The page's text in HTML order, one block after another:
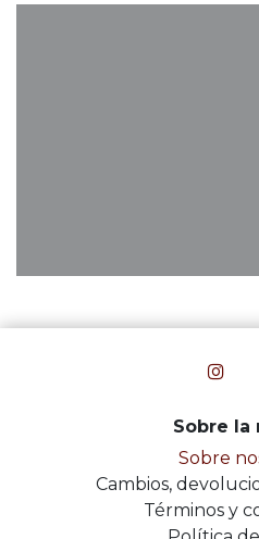
Sobre la
Sobre
Cambios,
Términos y